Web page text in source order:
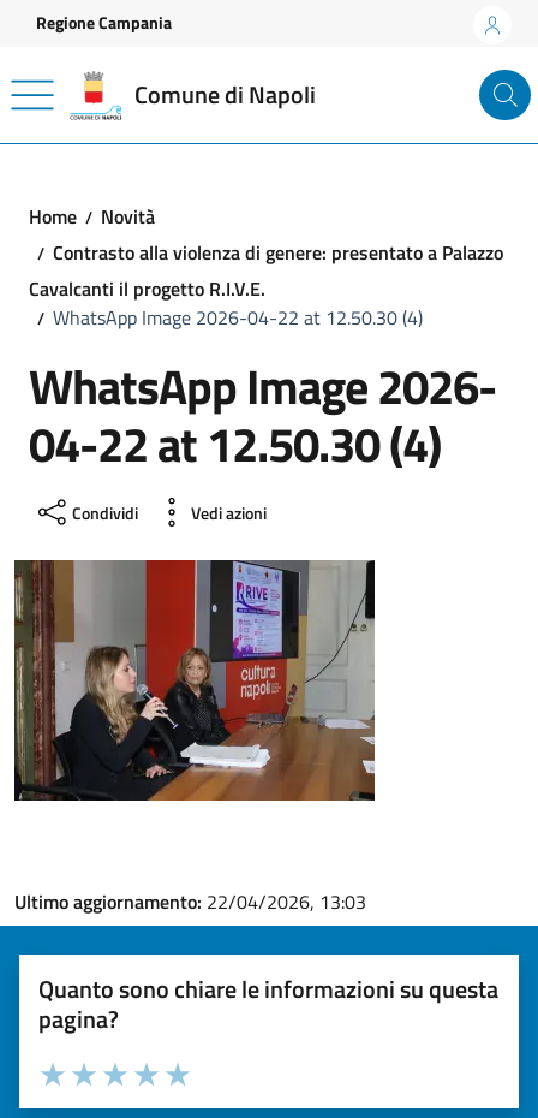
Vai ai contenuti
Vai al footer
Regione Campania
Comune di Napoli
Home
Novità
Contrasto alla violenza di genere: presentato a Palazzo
Cavalcanti il progetto R.I.V.E.
WhatsApp Image 2026-04-22 at 12.50.30 (4)
WhatsApp Image 2026-
04-22 at 12.50.30 (4)
Condividi Vedi azioni
Ultimo aggiornamento: 22/04/2026, 13:03
Quanto sono chiare le informazioni su questa
pagina?
Valuta la chiarezza delle informazioni (da 1 a 5 stelle)
Seleziona il numero di stelle per valutare la chiarezza delle
Valuta 5 stelle su 5
Valuta 4 stelle su 5
Valuta 3 stelle su 5
Valuta 2 stelle su 5
Valuta 1 stelle su 5